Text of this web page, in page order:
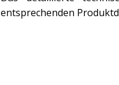
entsprechenden